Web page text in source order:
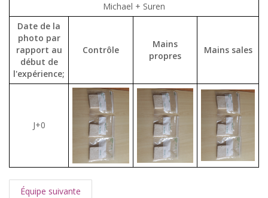
Michael + Suren
Date de la
photo par
rapport au
début de
l'expérience;
Contrôle
Mains
propres
Mains sales
J+0
Équipe suivante